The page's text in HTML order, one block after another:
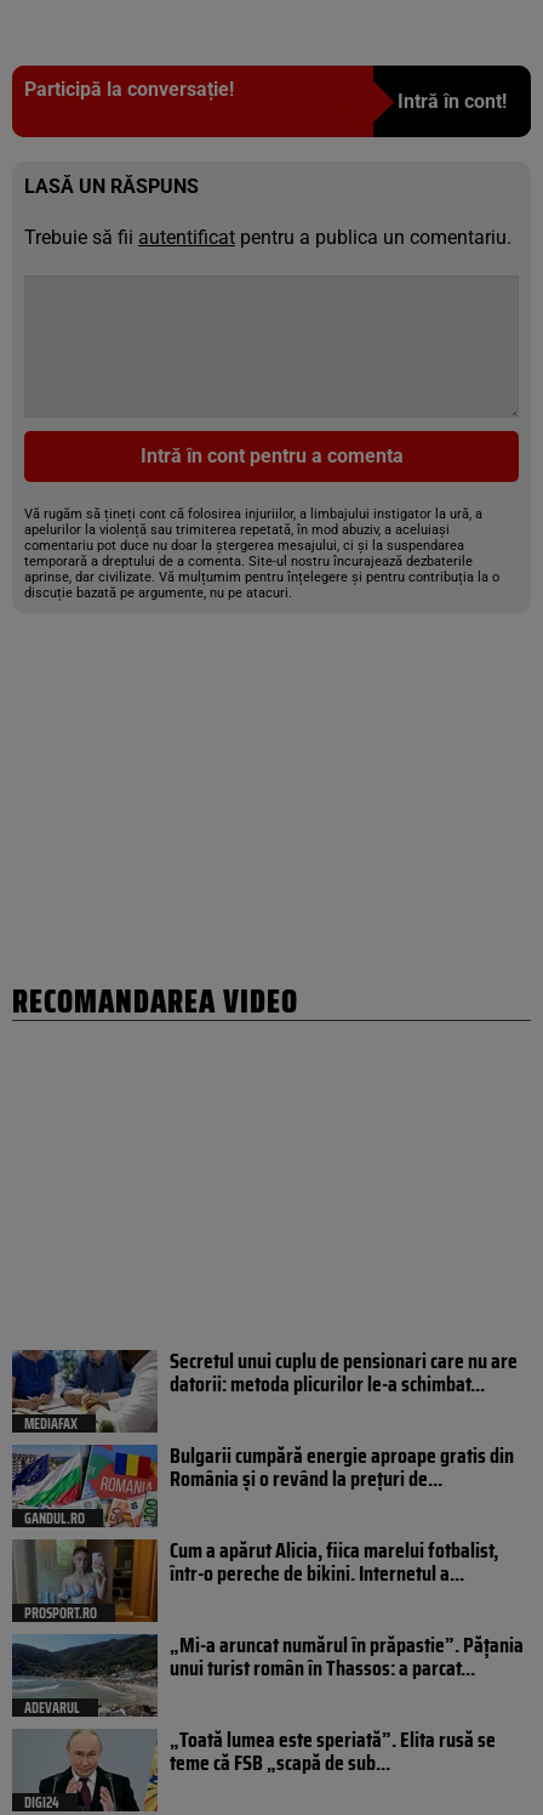
Participă la conversație!
Intră în cont!
LASĂ UN RĂSPUNS
Trebuie să fii autentificat pentru a publica un comentariu.
Intră în cont pentru a comenta
Vă rugăm să țineți cont că folosirea injuriilor, a limbajului instigator la ură, a
apelurilor la violență sau trimiterea repetată, în mod abuziv, a aceluiași
comentariu pot duce nu doar la ștergerea mesajului, ci și la suspendarea
temporară a dreptului de a comenta. Site-ul nostru încurajează dezbaterile
aprinse, dar civilizate. Vă mulțumim pentru înțelegere și pentru contribuția la o
discuție bazată pe argumente, nu pe atacuri.
RECOMANDAREA VIDEO
MEDIAFAX
Secretul unui cuplu de pensionari care nu are
datorii: metoda plicurilor le-a schimbat...
GANDUL.RO
Bulgarii cumpără energie aproape gratis din
România și o revând la prețuri de...
PROSPORT.RO
Cum a apărut Alicia, fiica marelui fotbalist,
într-o pereche de bikini. Internetul a...
ADEVARUL
„Mi-a aruncat numărul în prăpastie”. Pățania
unui turist român în Thassos: a parcat...
DIGI24
„Toată lumea este speriată”. Elita rusă se
teme că FSB „scapă de sub...